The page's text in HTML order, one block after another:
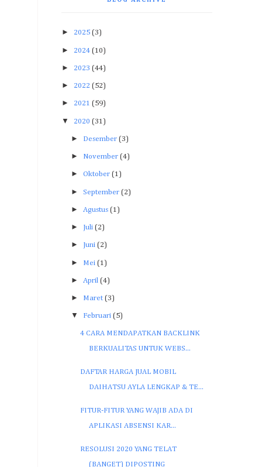
► 2025 (3)
► 2024 (10)
► 2023 (44)
► 2022 (52)
► 2021 (59)
▼ 2020 (31)
► Desember (3)
► November (4)
► Oktober (1)
► September (2)
► Agustus (1)
► Juli (2)
► Juni (2)
► Mei (1)
► April (4)
► Maret (3)
▼ Februari (5)
4 CARA MENDAPATKAN BACKLINK
BERKUALITAS UNTUK WEBS...
DAFTAR HARGA JUAL MOBIL
DAIHATSU AYLA LENGKAP & TE...
FITUR-FITUR YANG WAJIB ADA DI
APLIKASI ABSENSI KAR...
RESOLUSI 2020 YANG TELAT
(BANGET) DIPOSTING